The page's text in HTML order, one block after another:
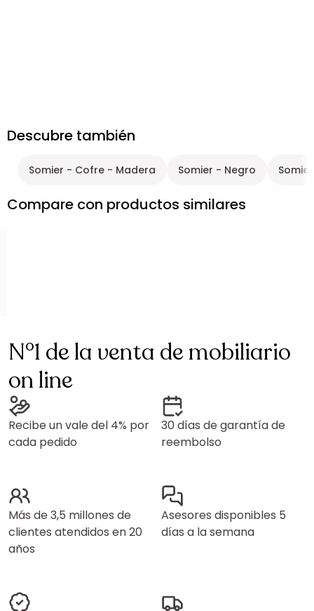
Descubre también
Somier - Cofre - Madera Somier - Negro
Compare con productos similares
N°1 de la venta de mobiliario
on line
Recibe un vale del 4% por
cada pedido
30 días de garantía de
reembolso
Más de 3,5 millones de
clientes atendidos en 20
años
Asesores disponibles 5
días a la semana